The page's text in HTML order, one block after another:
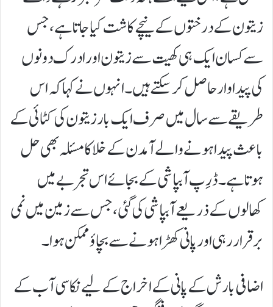
زیتون کے درختوں کے نیچے کاشت کیا جاتا ہے، جس
سے کسان ایک ہی کھیت سے زیتون اور ادرک دونوں
کی پیداوار حاصل کر سکتے ہیں۔ انہوں نے کہا کہ اس
طریقے سے سال میں صرف ایک بار زیتون کی کٹائی کے
باعث پیدا ہونے والے آمدن کے خلا کا مسئلہ بھی حل
ہوتا ہے۔ڈرِپ آبپاشی کے بجائے اس تجربے میں
کھالوں کے ذریعے آبپاشی کی گئی، جس سے زمین میں نمی
برقرار رہی اور پانی کھڑا ہونے سے بچاؤ ممکن ہوا۔
اضافی بارش کے پانی کے اخراج کے لیے نکاسی آب کے